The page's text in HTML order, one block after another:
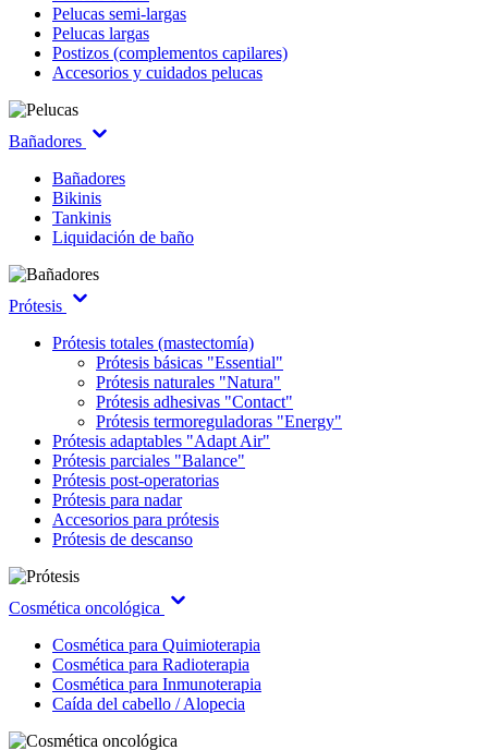
Pelucas semi-largas
Pelucas largas
Postizos (complementos capilares)
Accesorios y cuidados pelucas
Bañadores
Bañadores
Bikinis
Tankinis
Liquidación de baño
Prótesis
Prótesis totales (mastectomía)
Prótesis básicas "Essential"
Prótesis naturales "Natura"
Prótesis adhesivas "Contact"
Prótesis termoreguladoras "Energy"
Prótesis adaptables "Adapt Air"
Prótesis parciales "Balance"
Prótesis post-operatorias
Prótesis para nadar
Accesorios para prótesis
Prótesis de descanso
Cosmética oncológica
Cosmética para Quimioterapia
Cosmética para Radioterapia
Cosmética para Inmunoterapia
Caída del cabello / Alopecia